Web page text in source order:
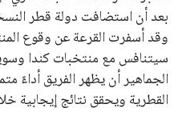
وقد أسفرت القرعة عن وقوع
سيتنافس مع منتخبات كندا
الجماهير أن يظهر الفريق أداءً
القطرية ويحقق نتائج إيجابية